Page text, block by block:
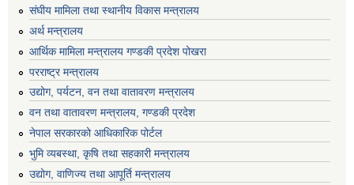
संघीय मामिला तथा स्थानीय विकास मन्त्रालय
अर्थ मन्त्रालय
आर्थिक मामिला मन्त्रालय गण्डकी प्रदेश पोखरा
परराष्ट्र मन्त्रालय
उद्योग, पर्यटन, वन तथा वातावरण मन्त्रालय
वन तथा वातावरण मन्त्रालय, गण्डकी प्रदेश
नेपाल सरकारको आधिकारिक पोर्टल
भुमि व्यबस्था, कृषि तथा सहकारी मन्त्रालय
उद्योग, वाणिज्य तथा आपूर्ति मन्त्रालय